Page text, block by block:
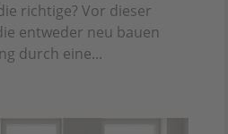
richtige? Vor dieser
entweder neu bauen
durch eine...